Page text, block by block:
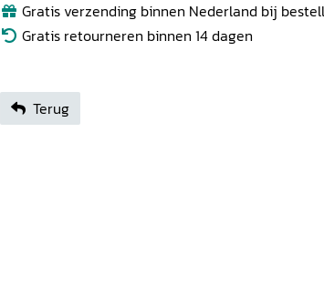
Gratis verzending binnen Nederland bij
Gratis retourneren binnen 14 dagen
Terug